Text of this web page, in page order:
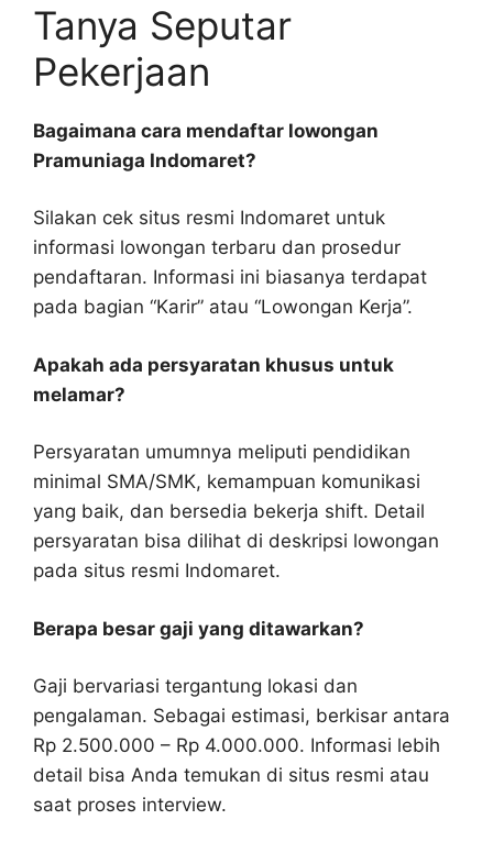
Tanya Seputar
Pekerjaan
Bagaimana cara mendaftar lowongan
Pramuniaga Indomaret?
Silakan cek situs resmi Indomaret untuk
informasi lowongan terbaru dan prosedur
pendaftaran. Informasi ini biasanya terdapat
pada bagian “Karir” atau “Lowongan Kerja”.
Apakah ada persyaratan khusus untuk
melamar?
Persyaratan umumnya meliputi pendidikan
minimal SMA/SMK, kemampuan komunikasi
yang baik, dan bersedia bekerja shift. Detail
persyaratan bisa dilihat di deskripsi lowongan
pada situs resmi Indomaret.
Berapa besar gaji yang ditawarkan?
Gaji bervariasi tergantung lokasi dan
pengalaman. Sebagai estimasi, berkisar antara
Rp 2.500.000 – Rp 4.000.000. Informasi lebih
detail bisa Anda temukan di situs resmi atau
saat proses interview.